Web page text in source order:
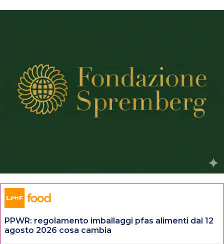
PPWR: regolamento imballaggi pfas alimenti dal 12
agosto 2026 cosa cambia